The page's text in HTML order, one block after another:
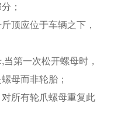
；
顶应位于车辆之下，
第一次松开螺母时，
母而非轮胎；
所有轮爪螺母重复此